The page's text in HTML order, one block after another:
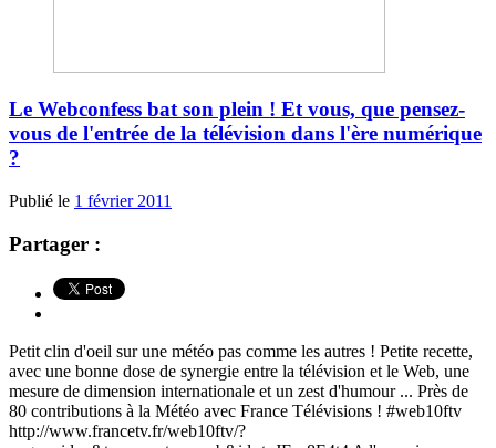
Le Webconfess bat son plein ! Et vous, que pensez-
vous de l'entrée de la télévision dans l'ère numérique
?
Publié le 1 février 2011
Partager :
Petit clin d'oeil sur une météo pas comme les autres ! Petite recette,
avec une bonne dose de synergie entre la télévision et le Web, une
mesure de dimension internationale et un zest d'humour ... Près de
80 contributions à la Météo avec France Télévisions ! #web10ftv
http://www.francetv.fr/web10ftv/?